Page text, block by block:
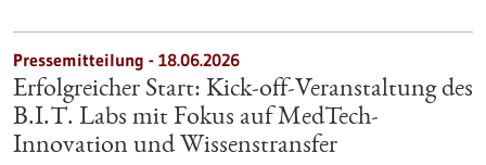
Pressemitteilung - 18.06.2026
Erfolgreicher Start: Kick-off-Veranstaltung des
B.I.T. Labs mit Fokus auf MedTech-
Innovation und Wissenstransfer